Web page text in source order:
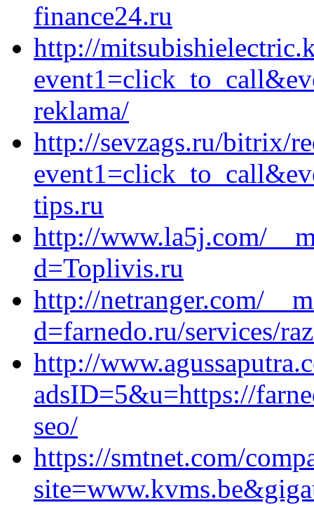
finance24.ru
http://
reklama/
http://sevzags.ru/bitrix/
tips.ru
http://www.la5j.com/
d=Toplivis.ru
http://netranger.com/
d=farnedo.ru/services/
http://
adsID=5&u=https://
seo/
https://smtnet.com/